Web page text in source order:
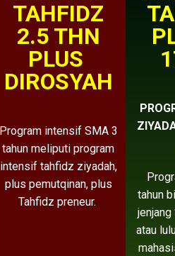
TAHFIDZ
2.5 THN
PLUS
DIROSYAH
Program intensif SMA 3
tahun meliputi program
intensif tahfidz ziyadah,
plus pemutqinan, plus
Tahfidz preneur.
tahun
atau